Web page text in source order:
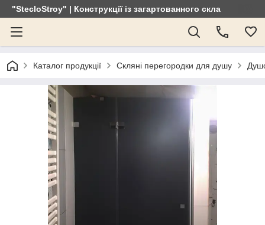
"StecloStroy" | Конструкції із загартованного скла
Каталог продукції Скляні перегородки для душу